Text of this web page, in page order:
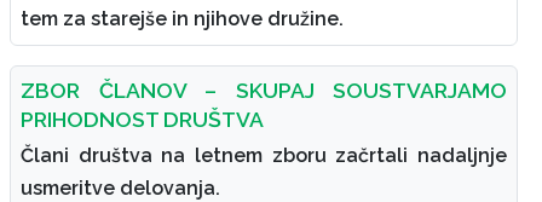
tem za starejše in njihove družine.
ZBOR ČLANOV – SKUPAJ SOUSTVARJAMO
PRIHODNOST DRUŠTVA
Člani društva na letnem zboru začrtali nadaljnje
usmeritve delovanja.